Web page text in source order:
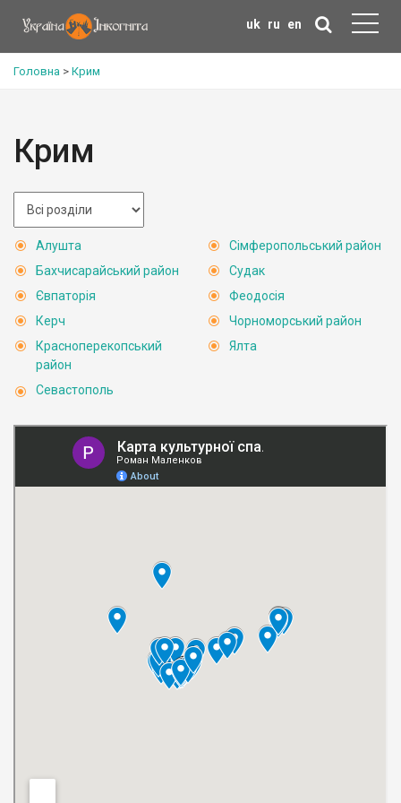
uk ru en
Головна > Крим
Крим
Алушта
Бахчисарайський район
Євпаторія
Керч
Красноперекопський
район
Севастополь
Сімферопольський район
Судак
Феодосія
Чорноморський район
Ялта